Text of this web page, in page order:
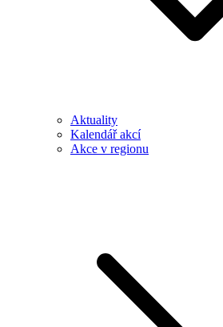
Aktuality
Kalendář akcí
Akce v regionu